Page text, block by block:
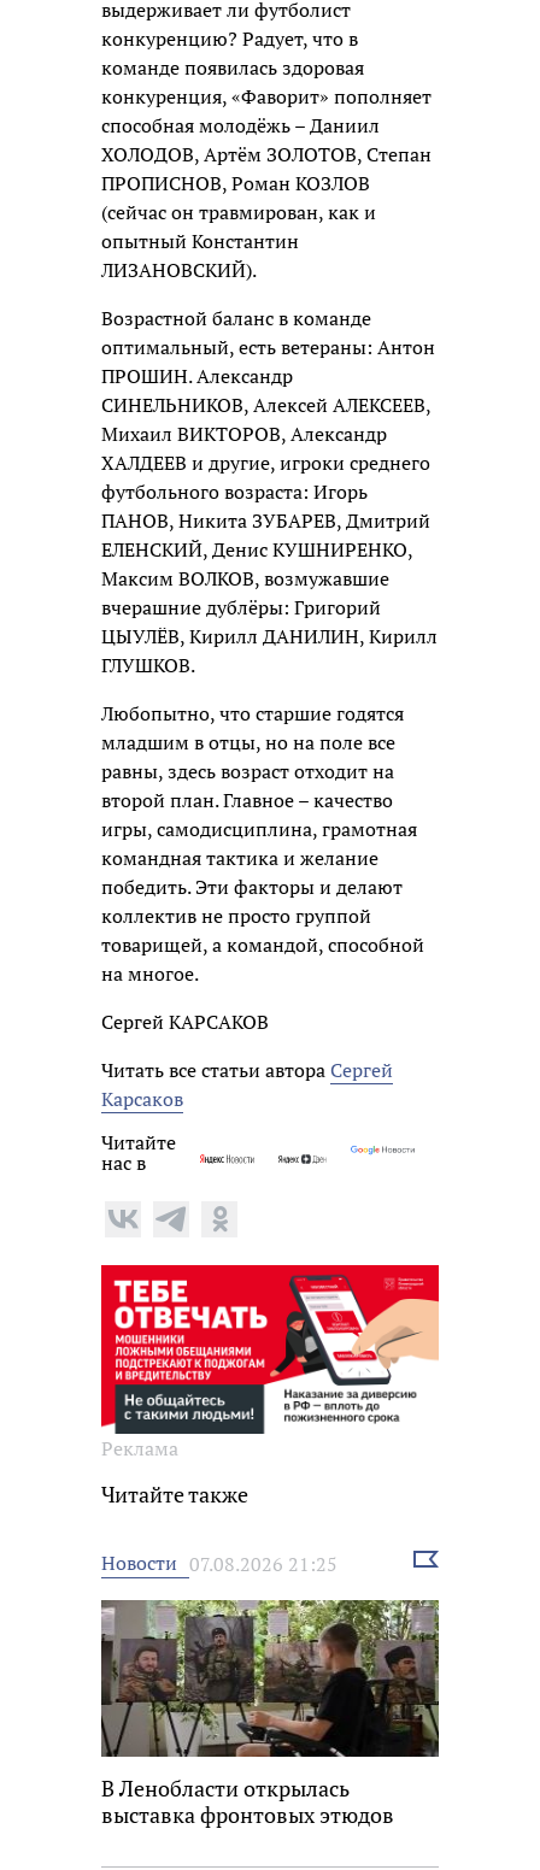
выдерживает ли футболист
конкуренцию? Радует, что в
команде появилась здоровая
конкуренция, «Фаворит» пополняет
способная молодёжь – Даниил
ХОЛОДОВ, Артём ЗОЛОТОВ, Степан
ПРОПИСНОВ, Роман КОЗЛОВ
(сейчас он травмирован, как и
опытный Константин
ЛИЗАНОВСКИЙ).
Возрастной баланс в команде
оптимальный, есть ветераны: Антон
ПРОШИН. Александр
СИНЕЛЬНИКОВ, Алексей АЛЕКСЕЕВ,
Михаил ВИКТОРОВ, Александр
ХАЛДЕЕВ и другие, игроки среднего
футбольного возраста: Игорь
ПАНОВ, Никита ЗУБАРЕВ, Дмитрий
ЕЛЕНСКИЙ, Денис КУШНИРЕНКО,
Максим ВОЛКОВ, возмужавшие
вчерашние дублёры: Григорий
ЦЫУЛЁВ, Кирилл ДАНИЛИН, Кирилл
ГЛУШКОВ.
Любопытно, что старшие годятся
младшим в отцы, но на поле все
равны, здесь возраст отходит на
второй план. Главное – качество
игры, самодисциплина, грамотная
командная тактика и желание
победить. Эти факторы и делают
коллектив не просто группой
товарищей, а командой, способной
на многое.
Сергей КАРСАКОВ
Читать все статьи автораСергей
Карсаков
Читайте
нас в
Реклама
Читайте также
Новости 07.08.2026 21:25
Выбрать
В Ленобласти открылась
выставка фронтовых этюдов